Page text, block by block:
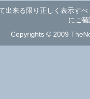
出来る限り正しく表示す
にご
Copyrights © 2009